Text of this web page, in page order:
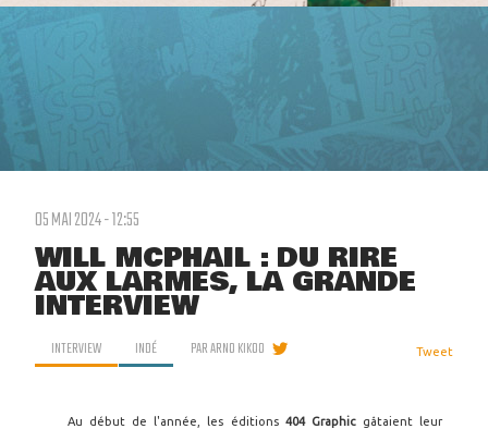
05 MAI 2024 - 12:55
WILL MCPHAIL : DU RIRE
AUX LARMES, LA GRANDE
INTERVIEW
INTERVIEW INDÉ PARARNO KIKOO Tweet
Au début de l'année, les éditions 404 Graphic gâtaient leur